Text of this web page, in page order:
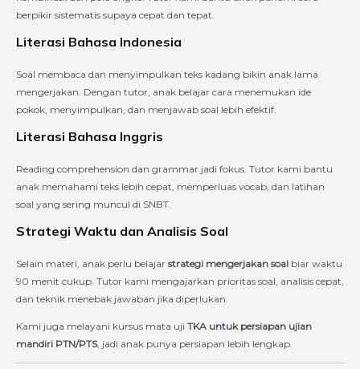
berpikir sistematis supaya cepat dan tepat.
Literasi Bahasa Indonesia
Soal membaca dan menyimpulkan teks kadang bikin anak lama
mengerjakan. Dengan tutor, anak belajar cara menemukan ide
pokok, menyimpulkan, dan menjawab soal lebih efektif.
Literasi Bahasa Inggris
Reading comprehension dan grammar jadi fokus. Tutor kami bantu
anak memahami teks lebih cepat, memperluas vocab, dan latihan
soal yang sering muncul di SNBT.
Strategi Waktu dan Analisis Soal
Selain materi, anak perlu belajar strategi mengerjakan soal biar waktu
90 menit cukup. Tutor kami mengajarkan prioritas soal, analisis cepat,
dan teknik menebak jawaban jika diperlukan.
Kami juga melayani kursus mata uji TKA untuk persiapan ujian
mandiri PTN/PTS, jadi anak punya persiapan lebih lengkap.